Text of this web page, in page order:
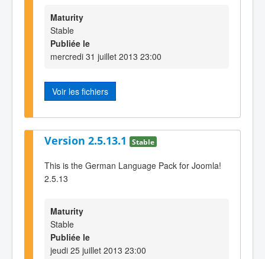
Maturity
Stable
Publiée le
mercredi 31 juillet 2013 23:00
Voir les fichiers
Version 2.5.13.1 Stable
This is the German Language Pack for Joomla!
2.5.13
Maturity
Stable
Publiée le
jeudi 25 juillet 2013 23:00